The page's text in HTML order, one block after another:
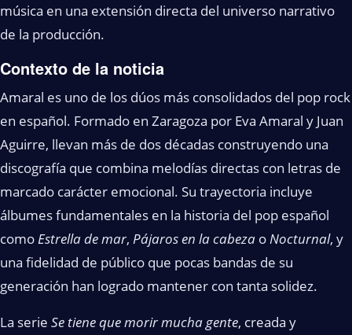
música en una extensión directa del universo narrativo
de la producción.
Contexto de la noticia
Amaral es uno de los dúos más consolidados del pop rock
en español. Formado en Zaragoza por Eva Amaral y Juan
Aguirre, llevan más de dos décadas construyendo una
discografía que combina melodías directas con letras de
marcado carácter emocional. Su trayectoria incluye
álbumes fundamentales en la historia del pop español
como Estrella de mar, Pájaros en la cabeza o Nocturnal, y
una fidelidad de público que pocas bandas de su
generación han logrado mantener con tanta solidez.
La serie Se tiene que morir mucha gente, creada y